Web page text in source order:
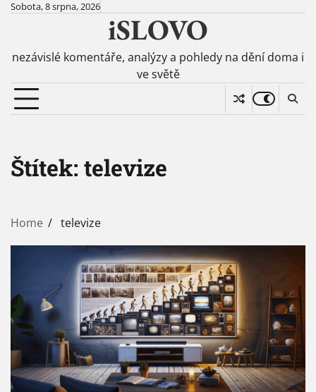
SkipSobota, 8 srpna, 2026
iSLOVO
nezávislé komentáře, analýzy a pohledy na dění doma i
ve světě
Štítek: televize
Home televize